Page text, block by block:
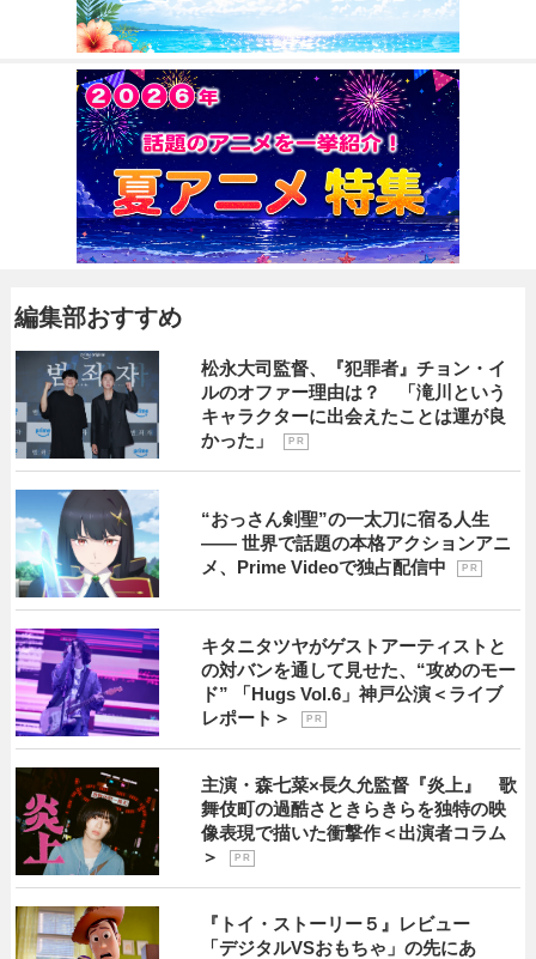
編集部おすすめ
松永大司監督、『犯罪者』チョン・イ
ルのオファー理由は？ 「滝川という
キャラクターに出会えたことは運が良
かった」
P R
“おっさん剣聖”の一太刀に宿る人生
―― 世界で話題の本格アクションアニ
メ、Prime Videoで独占配信中
P R
キタニタツヤがゲストアーティストと
の対バンを通して見せた、“攻めのモー
ド” 「Hugs Vol.6」神戸公演＜ライブ
レポート＞
P R
主演・森七菜×長久允監督『炎上』 歌
舞伎町の過酷さときらきらを独特の映
像表現で描いた衝撃作＜出演者コラム
＞
P R
『トイ・ストーリー５』レビュー
「デジタルVSおもちゃ」の先にあ